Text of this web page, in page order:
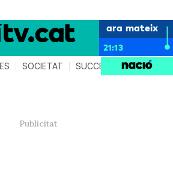
ara mateix
21:13
SOCIETAT SUCCESSOS